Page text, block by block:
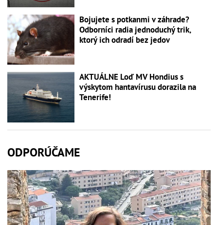
Bojujete s potkanmi v záhrade?
Odborníci radia jednoduchý trik,
ktorý ich odradí bez jedov
AKTUÁLNE Loď MV Hondius s
výskytom hantavírusu dorazila na
Tenerife!
ODPORÚČAME